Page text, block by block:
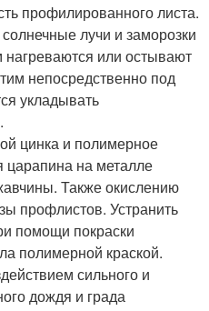
профилированного листа.
лучи и заморозки
или остывают
непосредственно под
укладывать
цинка и полимерное
царапина на металле
Также окислению
профлистов. Устранить
помощи покраски
полимерной краской.
сильного и
дождя и града